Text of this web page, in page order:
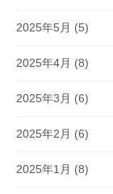
2025年5月 (5)
2025年4月 (8)
2025年3月 (6)
2025年2月 (6)
2025年1月 (8)